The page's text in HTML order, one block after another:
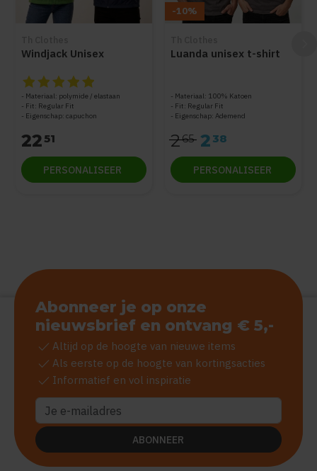
Windjack Unisex
De beoordeling van dit product is
Materiaal: polymide / elastaan
Fit: Regular Fit
Eigenschap: capuchon
22 51
PERSONALISEER
-10%
Luanda unisex t-shirt
Materiaal: 100% Katoen
Fit: Regular Fit
Eigenschap: Ademend
265 2 38
PERSONALISEER
Abonneer je op onze
nieuwsbrief en ontvang € 5,-
check Altijd op de hoogte van nieuwe items
check Als eerste op de hoogte van kortingsacties
check Informatief en vol inspiratie
ABONNEER